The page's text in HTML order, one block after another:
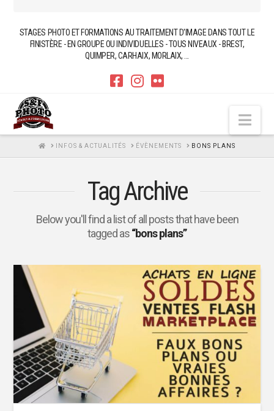
STAGES PHOTO ET FORMATIONS AU TRAITEMENT D'IMAGE DANS TOUT LE
FINISTÈRE - EN GROUPE OU INDIVIDUELLES - TOUS NIVEAUX - BREST,
QUIMPER, CARHAIX, MORLAIX, ...
HOMEINFOS & ACTUALITÉS ÉVÈNEMENTS BONS PLANS
Tag Archive
Below you'll find a list of all posts that have been
tagged as“bons plans”